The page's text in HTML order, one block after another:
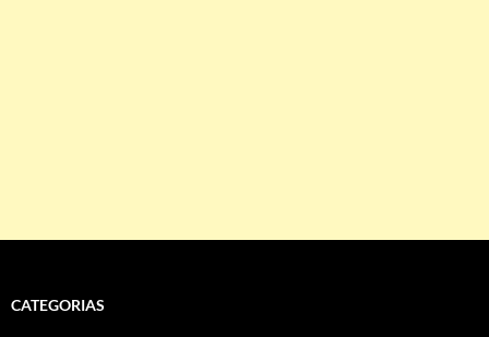
CATEGORIAS